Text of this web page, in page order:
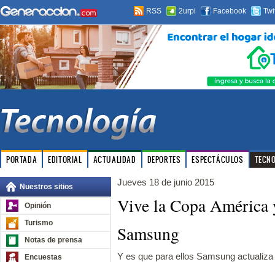
RSS 2urpi Facebook
PORTADA EDITORIAL ACTUALIDAD DEPORTES ESPECTÁCULOS
Nuestros sitios
Opinión
Turismo
Notas de prensa
Encuestas
Jueves 18 de junio 2015
Vive la Copa América
Samsung
Y es que para ellos Samsung actualiza